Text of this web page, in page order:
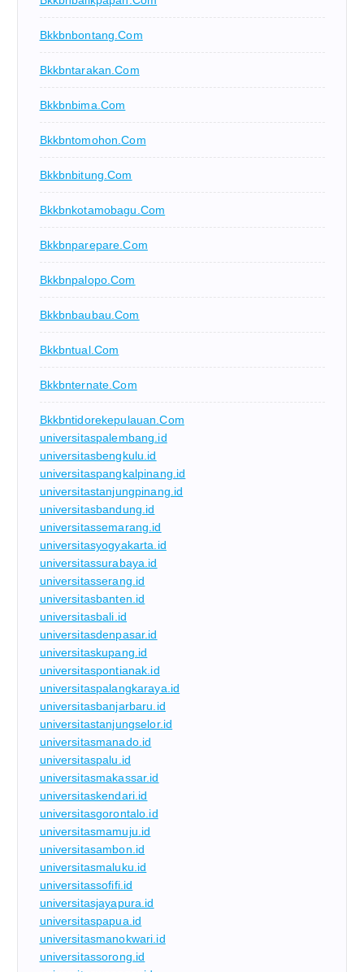
Bkkbnbontang.com
Bkkbntarakan.com
Bkkbnbima.com
Bkkbntomohon.com
Bkkbnbitung.com
Bkkbnkotamobagu.com
Bkkbnparepare.com
Bkkbnpalopo.com
Bkkbnbaubau.com
Bkkbntual.com
Bkkbnternate.com
Bkkbntidorekepulauan.com
universitaspalembang.id
universitasbengkulu.id
universitaspangkalpinang.id
universitastanjungpinang.id
universitasbandung.id
universitassemarang.id
universitasyogyakarta.id
universitassurabaya.id
universitasserang.id
universitasbanten.id
universitasbali.id
universitasdenpasar.id
universitaskupang.id
universitaspontianak.id
universitaspalangkaraya.id
universitasbanjarbaru.id
universitastanjungselor.id
universitasmanado.id
universitaspalu.id
universitasmakassar.id
universitaskendari.id
universitasgorontalo.id
universitasmamuju.id
universitasambon.id
universitasmaluku.id
universitassofifi.id
universitasjayapura.id
universitaspapua.id
universitasmanokwari.id
universitassorong.id